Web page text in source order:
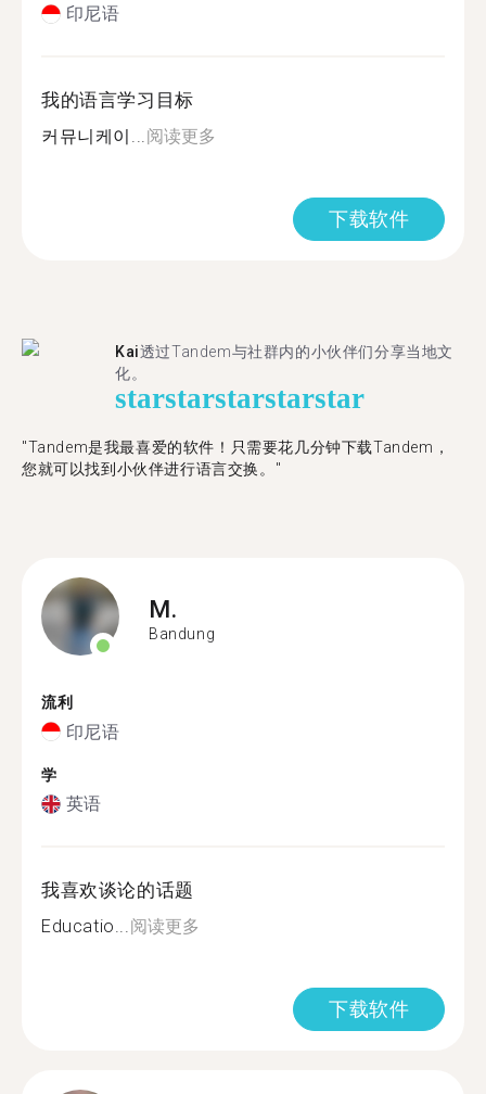
印尼语
我的语言学习目标
커뮤니케이...阅读更多
下载软件
Kai透过Tandem与社群内的小伙伴们分享当地文
化。
starstarstarstarstar
"Tandem是我最喜爱的软件！只需要花几分钟下载Tandem，
您就可以找到小伙伴进行语言交换。"
M.
Bandung
流利
印尼语
学
英语
我喜欢谈论的话题
Educatio...阅读更多
下载软件